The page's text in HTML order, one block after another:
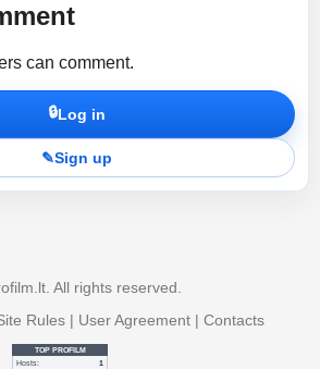
can comment.
🔒Log in
✎Sign up
All rights reserved.
Rules | User Agreement | Contacts